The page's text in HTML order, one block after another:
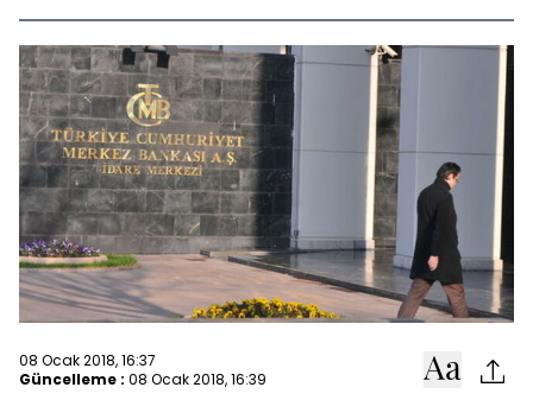
08 Ocak 2018, 16:37
Güncelleme : 08 Ocak 2018, 16:39